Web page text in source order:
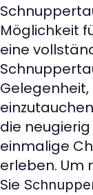
Möglichkeit
eine
die
einmalige
erleben. Um
Sie